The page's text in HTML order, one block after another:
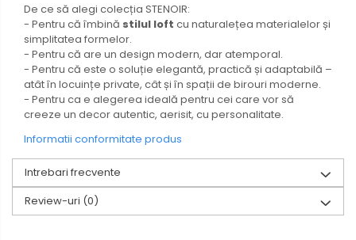
De ce să alegi colecția STENOIR:
- Pentru că îmbină stilul loft cu naturalețea materialelor și
simplitatea formelor.
- Pentru că are un design modern, dar atemporal.
- Pentru că este o soluție elegantă, practică și adaptabilă –
atât în locuințe private, cât și în spații de birouri moderne.
- Pentru ca e alegerea ideală pentru cei care vor să
creeze un decor autentic, aerisit, cu personalitate.
Informatii conformitate produs
Intrebari frecvente
Review-uri (0)